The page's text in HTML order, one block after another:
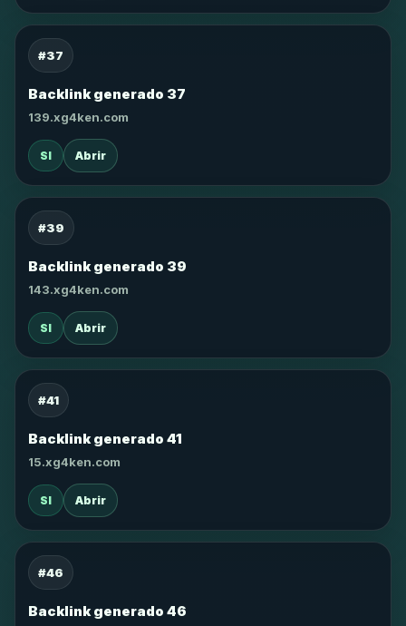
#37
Backlink generado 37
139.xg4ken.com
SI Abrir
#39
Backlink generado 39
143.xg4ken.com
SI Abrir
#41
Backlink generado 41
15.xg4ken.com
SI Abrir
#46
Backlink generado 46